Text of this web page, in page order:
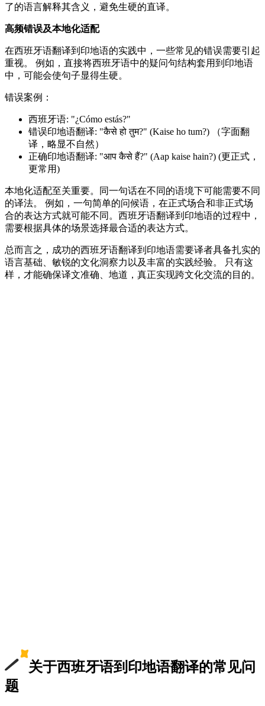
了的语言解释其含义，避免生硬的直译。
高频错误及本地化适配
在西班牙语翻译到印地语的实践中，一些常见的错误需要引起
重视。 例如，直接将西班牙语中的疑问句结构套用到印地语
中，可能会使句子显得生硬。
错误案例：
西班牙语: "¿Cómo estás?"
错误印地语翻译: "कैसे हो तुम?" (Kaise ho tum?) （字面翻
译，略显不自然）
正确印地语翻译: "आप कैसे हैं?" (Aap kaise hain?) (更正式，
更常用)
本地化适配至关重要。同一句话在不同的语境下可能需要不同
的译法。 例如，一句简单的问候语，在正式场合和非正式场
合的表达方式就可能不同。西班牙语翻译到印地语的过程中，
需要根据具体的场景选择最合适的表达方式。
总而言之，成功的西班牙语翻译到印地语需要译者具备扎实的
语言基础、敏锐的文化洞察力以及丰富的实践经验。 只有这
样，才能确保译文准确、地道，真正实现跨文化交流的目的。
关于西班牙语到印地语翻译的常见问
题